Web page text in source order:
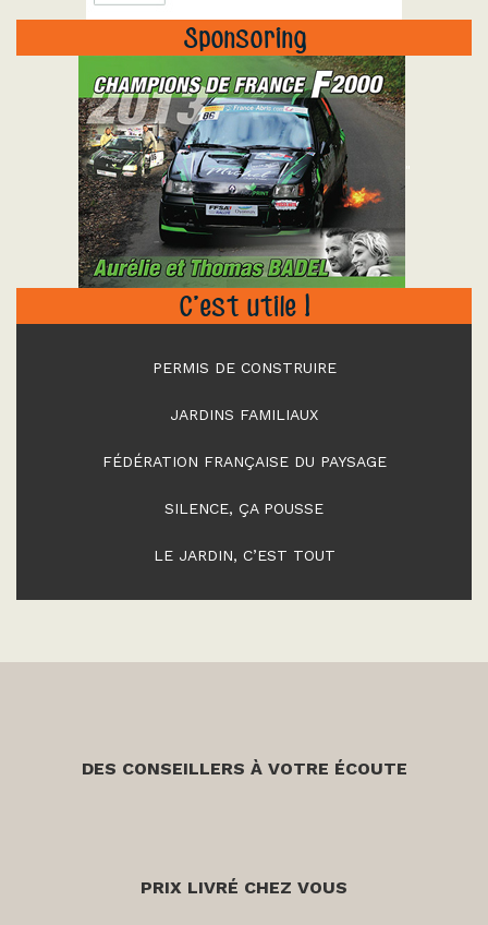
Sponsoring
"
C’est utile !
PERMIS DE CONSTRUIRE
JARDINS FAMILIAUX
FÉDÉRATION FRANÇAISE DU PAYSAGE
SILENCE, ÇA POUSSE
LE JARDIN, C’EST TOUT
DES CONSEILLERS À VOTRE ÉCOUTE
PRIX LIVRÉ CHEZ VOUS